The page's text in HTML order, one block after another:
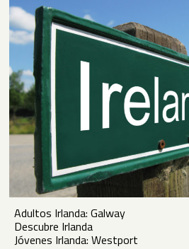
Adultos Irlanda: Galway
Descubre Irlanda
Jóvenes Irlanda: Westport